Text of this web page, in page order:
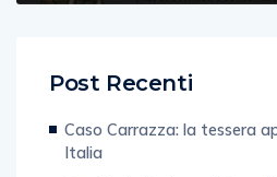
Italia
Carabinieri Salerno, 10 anni